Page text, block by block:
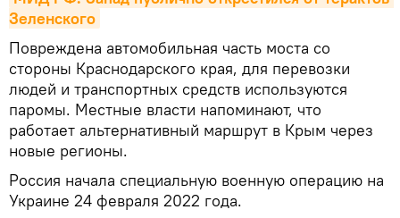
Зеленского
Повреждена автомобильная часть моста со
стороны Краснодарского края, для перевозки
людей и транспортных средств используются
паромы. Местные власти напоминают, что
работает альтернативный маршрут в Крым через
новые регионы.
Россия начала специальную военную операцию на
Украине 24 февраля 2022 года.